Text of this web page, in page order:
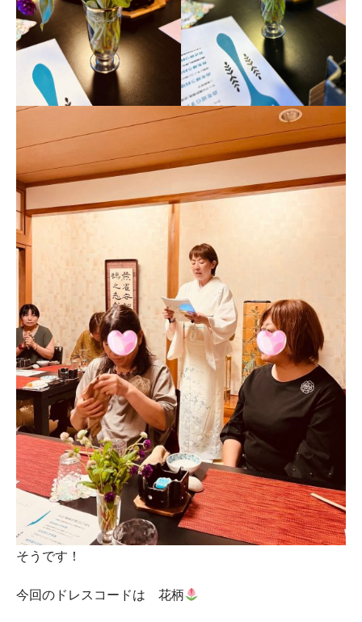
そうです！
今回のドレスコードは 花柄